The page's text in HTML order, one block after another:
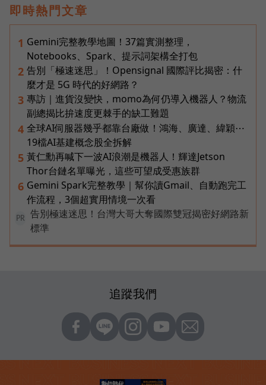
即時熱門文章
1 Gemini完整教學地圖！37篇實測整理，
Notebooks、Spark、提示詞架構全打包
2 告別「極速迷思」！Opensignal 國際評比揭密：什
麼才是 5G 時代的好網路？
3 專訪｜進貨沒變快，momo為何仍導入機器人？物流
副總揭比拚速度更棘手的缺工難題
4 全球AI伺服器幾乎都靠台廠做！鴻海、廣達、緯穎⋯
19檔AI基建概念股全拆解
5 黃仁勳再喊下一波AI浪潮是機器人！輝達Jetson
Thor台鏈名單曝光，這些可望成受惠族群
6 Gemini Spark完整教學｜幫你讀Gmail、自動跑完工
作流程，3個超實用情境一次看
PR
告別極速迷思！台灣大哥大奪國際雙冠揭密好網路新
標準
追蹤我們